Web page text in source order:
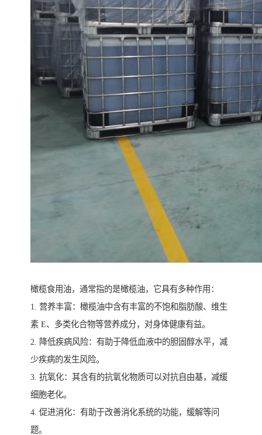
橄榄食用油，通常指的是橄榄油，它具有多种作用：
1. 营养丰富：橄榄油中含有丰富的不饱和脂肪酸、维生
素 E、多类化合物等营养成分，对身体健康有益。
2. 降低疾病风险：有助于降低血液中的胆固醇水平，减
少疾病的发生风险。
3. 抗氧化：其含有的抗氧化物质可以对抗自由基，减缓
细胞老化。
4. 促进消化：有助于改善消化系统的功能，缓解等问
题。